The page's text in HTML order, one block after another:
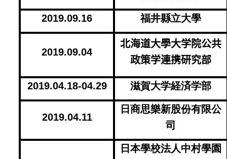
2019.09.16 福井縣立大學
2019.09.04
北海道大學大学院公共
政策学連携研究部
2019.04.18-04.29 滋賀大学経済学部
2019.04.11
日商思樂新股份有限公
司
日本學校法人中村學園